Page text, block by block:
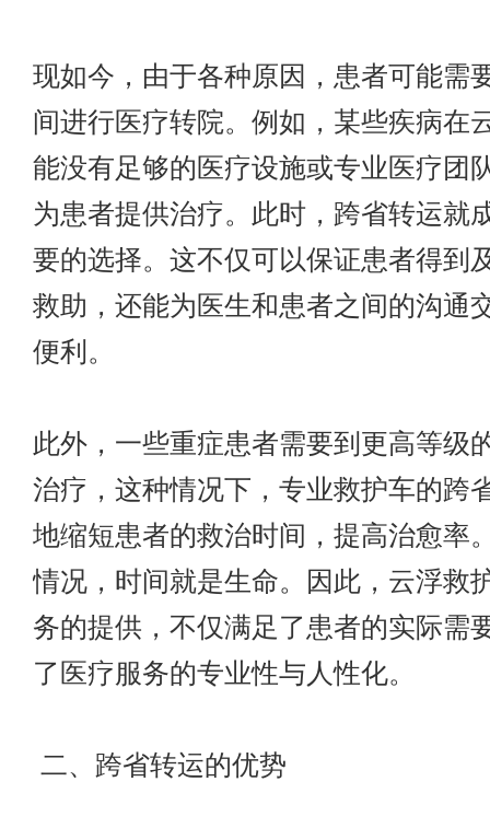
现如今，由于各种原因，患者可能需
间进行医疗转院。例如，某些疾病在
能没有足够的医疗设施或专业医疗团
为患者提供治疗。此时，跨省转运就
要的选择。这不仅可以保证患者得到
救助，还能为医生和患者之间的沟通
便利。
此外，一些重症患者需要到更高等级
治疗，这种情况下，专业救护车的跨
地缩短患者的救治时间，提高治愈率
情况，时间就是生命。因此，云浮救
务的提供，不仅满足了患者的实际需
了医疗服务的专业性与人性化。
二、跨省转运的优势